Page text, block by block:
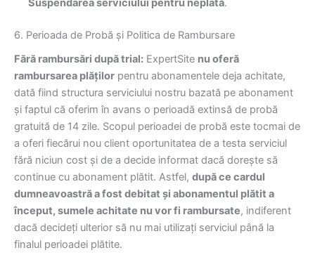
Suspendarea serviciului pentru neplată.
6. Perioada de Probă și Politica de Rambursare
Fără rambursări după trial: ExpertSite nu oferă
rambursarea plăților pentru abonamentele deja achitate,
dată fiind structura serviciului nostru bazată pe abonament
și faptul că oferim în avans o perioadă extinsă de probă
gratuită de 14 zile. Scopul perioadei de probă este tocmai de
a oferi fiecărui nou client oportunitatea de a testa serviciul
fără niciun cost și de a decide informat dacă dorește să
continue cu abonament plătit. Astfel, după ce cardul
dumneavoastră a fost debitat și abonamentul plătit a
început, sumele achitate nu vor fi rambursate, indiferent
dacă decideți ulterior să nu mai utilizați serviciul până la
finalul perioadei plătite.